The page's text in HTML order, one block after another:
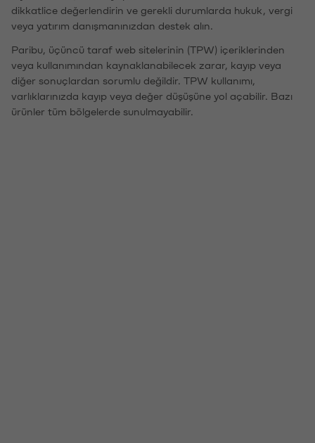
dikkatlice değerlendirin ve gerekli durumlarda hukuk, vergi
veya yatırım danışmanınızdan destek alın.
Paribu, üçüncü taraf web sitelerinin (TPW) içeriklerinden
veya kullanımından kaynaklanabilecek zarar, kayıp veya
diğer sonuçlardan sorumlu değildir. TPW kullanımı,
varlıklarınızda kayıp veya değer düşüşüne yol açabilir. Bazı
ürünler tüm bölgelerde sunulmayabilir.